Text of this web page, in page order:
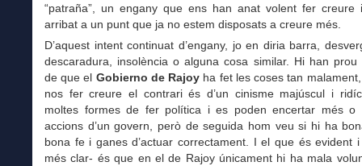
“patraña”, un engany que ens han anat volent fer creure
arribat a un punt que ja no estem disposats a creure més.
D’aquest intent continuat d’engany, jo en diria barra,
descaradura, insolència o alguna cosa similar. Hi han prou
de que el Gobierno de Rajoy ha fet les coses tan
nos fer creure el contrari és d’un cinisme majúscul i
moltes formes de fer política i es poden encertar més o
accions d’un govern, però de seguida hom veu si hi ha
bona fe i ganes d’actuar correctament. I el que és evident
més clar- és que en el de Rajoy únicament hi ha mala